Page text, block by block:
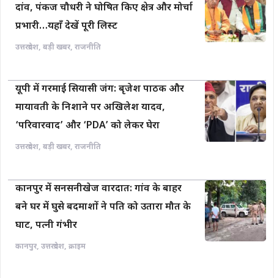
दांव, पंकज चौधरी ने घोषित किए क्षेत्र और मोर्चा
प्रभारी…यहाँ देखें पूरी लिस्ट
उत्तरप्रदेश, बड़ी खबर, राजनीति
यूपी में गरमाई सियासी जंग: बृजेश पाठक और
मायावती के निशाने पर अखिलेश यादव,
‘परिवारवाद’ और ‘PDA’ को लेकर घेरा
उत्तरप्रदेश, बड़ी खबर, राजनीति
कानपुर में सनसनीखेज वारदात: गांव के बाहर
बने घर में घुसे बदमाशों ने पति को उतारा मौत के
घाट, पत्नी गंभीर
कानपुर, उत्तरप्रदेश, क्राइम